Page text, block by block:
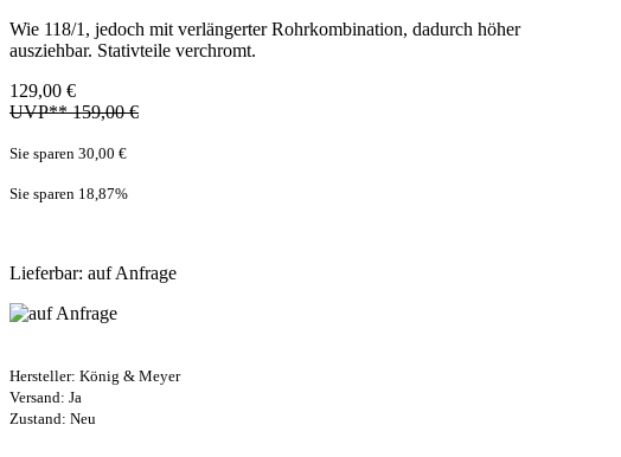
Wie 118/1, jedoch mit verlängerter Rohrkombination, dadurch höher
ausziehbar. Stativteile verchromt.
129,00 €
UVP** 159,00 €
Sie sparen 30,00 €
Sie sparen 18,87%
Lieferbar: auf Anfrage
Hersteller: König & Meyer
Versand: Ja
Zustand: Neu